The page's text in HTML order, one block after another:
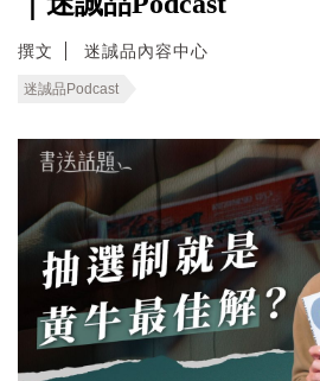
撰文 迷誠品內容中心
迷誠品Podcast